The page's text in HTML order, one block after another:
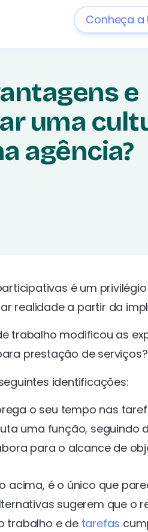
Conheça a
e
uma
agência?
é um
realidade a partir da
trabalho modificou as
prestação de serviços?
identificações:
o seu tempo nas
uma função, seguindo
para o alcance de
acima, é o único que
sugerem que o
trabalho e de tarefas